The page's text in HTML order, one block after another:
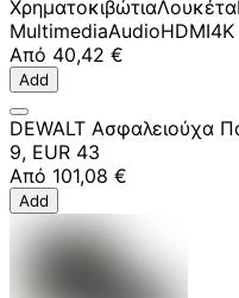
ΧρηματοκιβώτιαΛουκέτα
MultimediaAudioHDMI4K
Από 40,42 €
Add
DEWALT Ασφαλειούχα
9, EUR 43
Από 101,08 €
Add